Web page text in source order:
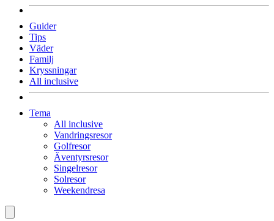
Guider
Tips
Väder
Familj
Kryssningar
All inclusive
Tema
All inclusive
Vandringsresor
Golfresor
Äventyrsresor
Singelresor
Solresor
Weekendresa